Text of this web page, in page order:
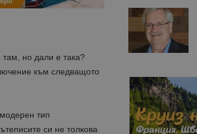
там, но дали е така?
към следващото
модерен тип
ите си не толкова